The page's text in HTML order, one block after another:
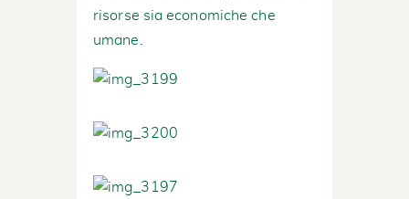
risorse sia economiche che
umane.